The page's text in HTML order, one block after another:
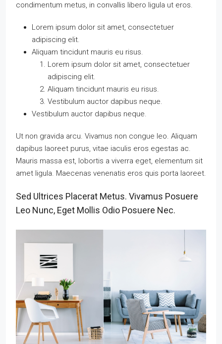
condimentum metus, in convallis libero ligula ut eros.
Lorem ipsum dolor sit amet, consectetuer
adipiscing elit.
Aliquam tincidunt mauris eu risus.
Lorem ipsum dolor sit amet, consectetuer
adipiscing elit.
Aliquam tincidunt mauris eu risus.
Vestibulum auctor dapibus neque.
Vestibulum auctor dapibus neque.
Ut non gravida arcu. Vivamus non congue leo. Aliquam
dapibus laoreet purus, vitae iaculis eros egestas ac.
Mauris massa est, lobortis a viverra eget, elementum sit
amet ligula. Maecenas venenatis eros quis porta laoreet.
Sed Ultrices Placerat Metus. Vivamus Posuere
Leo Nunc, Eget Mollis Odio Posuere Nec.